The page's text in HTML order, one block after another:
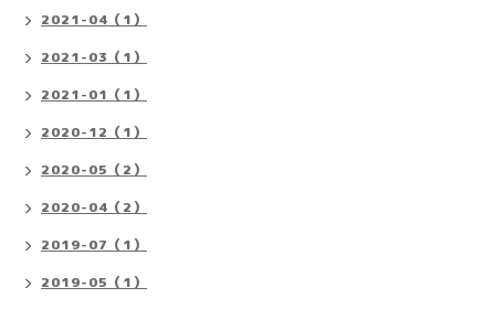
2021-04（1）
2021-03（1）
2021-01（1）
2020-12（1）
2020-05（2）
2020-04（2）
2019-07（1）
2019-05（1）